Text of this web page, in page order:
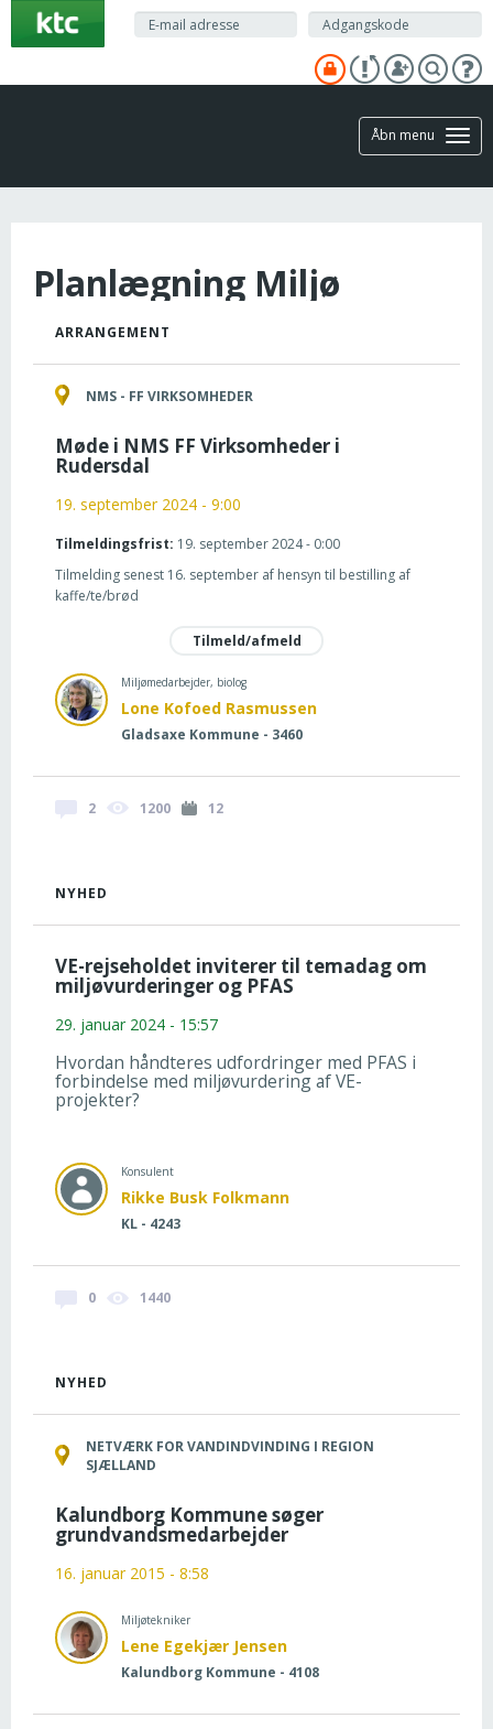
hovedindhold
Åbn menu
Planlægning Miljø
ARRANGEMENT
NMS - FF VIRKSOMHEDER
Møde i NMS FF Virksomheder i
Rudersdal
19. september 2024 - 9:00
Tilmeldingsfrist: 19. september 2024 - 0:00
Tilmelding senest 16. september af hensyn til bestilling af
kaffe/te/brød
Tilmeld/afmeld
Miljømedarbejder, biolog
Lone Kofoed Rasmussen
Gladsaxe Kommune - 3460
2 1200 12
NYHED
VE-rejseholdet inviterer til temadag om
miljøvurderinger og PFAS
29. januar 2024 - 15:57
Hvordan håndteres udfordringer med PFAS i
forbindelse med miljøvurdering af VE-
projekter?
Konsulent
Rikke Busk Folkmann
KL - 4243
0 1440
NYHED
NETVÆRK FOR VANDINDVINDING I REGION
SJÆLLAND
Kalundborg Kommune søger
grundvandsmedarbejder
16. januar 2015 - 8:58
Miljøtekniker
Lene Egekjær Jensen
Kalundborg Kommune - 4108